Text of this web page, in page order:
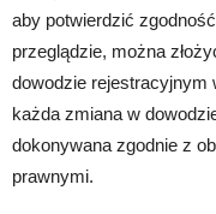
aby potwierdzić
przeglądzie, można
dowodzie rejestracyjnym
każda zmiana w
dokonywana zgodnie z
prawnymi.